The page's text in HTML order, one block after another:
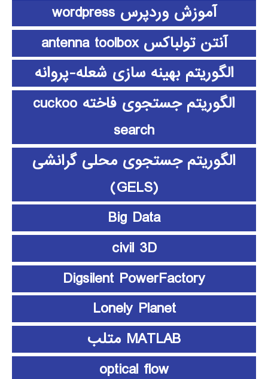
آموزش وردپرس wordpress
آنتن تولباکس antenna toolbox
الگوریتم بهینه سازی شعله-پروانه
الگوریتم جستجوی فاخته cuckoo
search
الگوریتم جستجوی محلی گرانشی
(GELS)
Big Data
civil 3D
Digsilent PowerFactory
Lonely Planet
MATLAB متلب
optical flow